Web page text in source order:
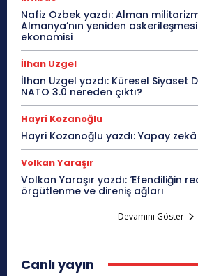
Nafiz Özbek yazdı: Alman
Almanya’nın yeniden
ekonomisi
İlhan Uzgel
İlhan Uzgel yazdı: Küresel Siyaset
NATO 3.0 nereden çıktı?
Hayri Kozanoğlu
Hayri Kozanoğlu yazdı: Yapay
Volkan Yaraşır
Volkan Yaraşır yazdı: ‘Efendiliğin
örgütlenme ve direniş ağları
Devamını Göster
Canlı yayın